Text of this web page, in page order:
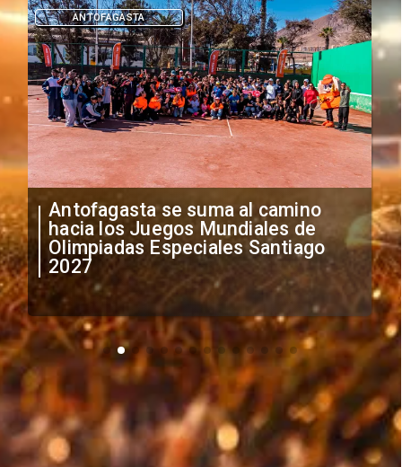
Antofagasta se suma al camino
hacia los Juegos Mundiales de
Olimpiadas Especiales Santiago
2027
ANTOFAGASTA